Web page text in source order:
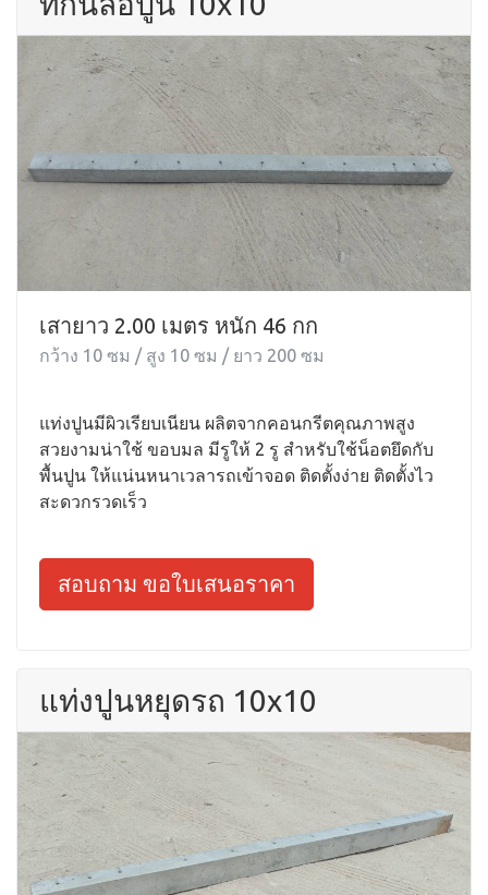
เสายาว 2.00 เมตร หนัก 46 กก
กว้าง 10 ซม / สูง 10 ซม / ยาว 200 ซม
แท่งปูนมีผิวเรียบเนียน ผลิตจากคอนกรีตคุณภาพสูง
สวยงามน่าใช้ ขอบมล มีรูให้ 2 รู สำหรับใช้น็อตยึดกับ
พื้นปูน ให้แน่นหนาเวลารถเข้าจอด ติดตั้งง่าย ติดตั้งไว
สะดวกรวดเร็ว
สอบถาม ขอใบเสนอราคา
แท่งปูนหยุดรถ 10x10